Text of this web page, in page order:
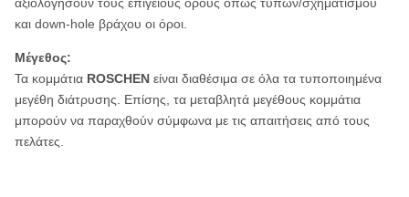
και down-hole βράχου οι όροι.
Μέγεθος:
Τα κομμάτια ROSCHEN είναι διαθέσιμα σε όλα τα τυποποιημένα
μεγέθη διάτρυσης. Επίσης, τα μεταβλητά μεγέθους κομμάτια
μπορούν να παραχθούν σύμφωνα με τις απαιτήσεις από τους
πελάτες.